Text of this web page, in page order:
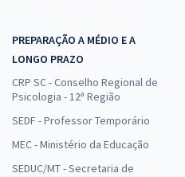
PREPARAÇÃO A MÉDIO E A
LONGO PRAZO
CRP SC - Conselho Regional de
Psicologia - 12ª Região
SEDF - Professor Temporário
MEC - Ministério da Educação
SEDUC/MT - Secretaria de